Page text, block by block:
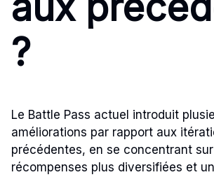
?
Le Battle Pass actuel introduit
améliorations par rapport aux
précédentes, en se concentrant
récompenses plus diversifiées et